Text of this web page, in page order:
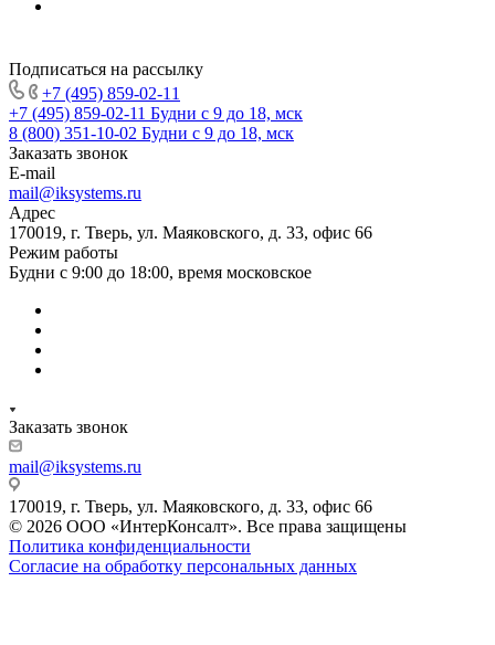
Подписаться на рассылку
+7 (495) 859-02-11
+7 (495) 859-02-11 Будни с 9 до 18, мск
8 (800) 351-10-02 Будни с 9 до 18, мск
Заказать звонок
E-mail
mail@iksystems.ru
Адрес
170019, г. Тверь, ул. Маяковского, д. 33, офис 66
Режим работы
Будни с 9:00 до 18:00, время московское
Заказать звонок
mail@iksystems.ru
170019, г. Тверь, ул. Маяковского, д. 33, офис 66
© 2026 ООО «ИнтерКонсалт». Все права защищены
Политика конфиденциальности
Согласие на обработку персональных данных